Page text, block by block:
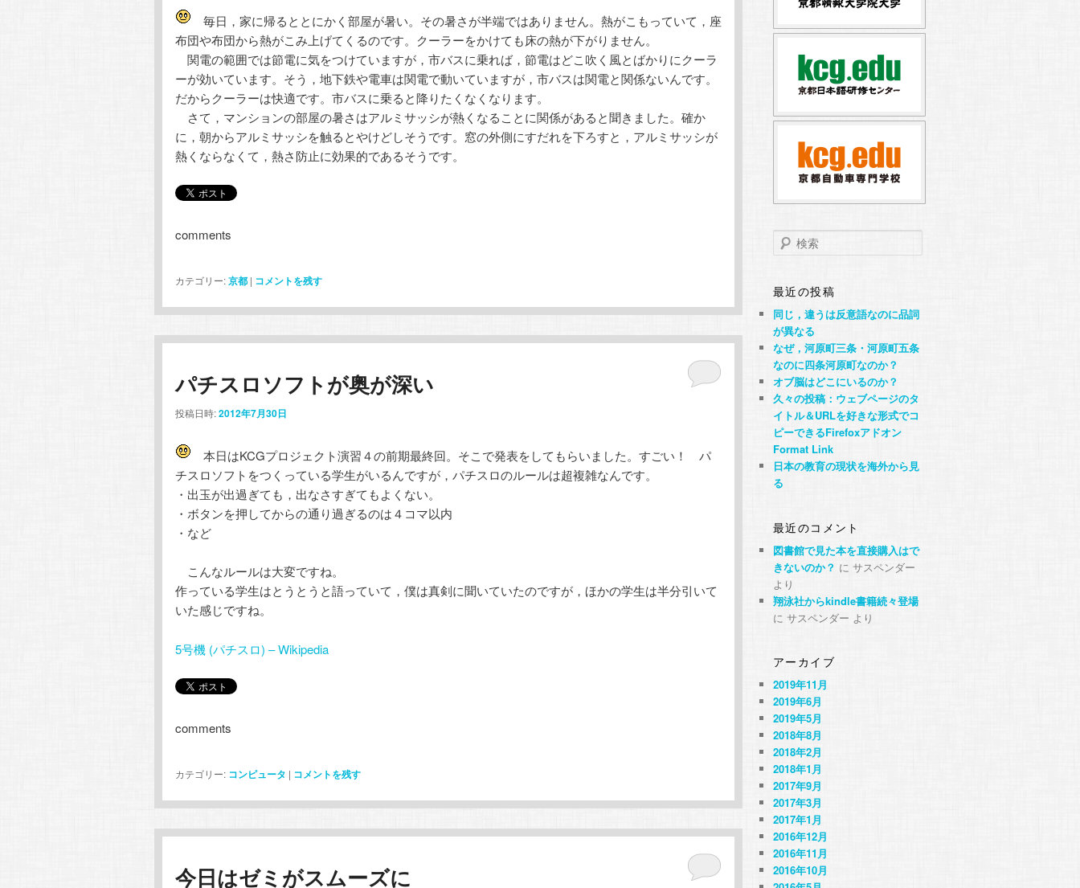
テ
ン
ツ
へ
ン
ツ
へ
移
毎日，家に帰るととにかく部屋が暑い。その暑さが半端ではありません。熱がこもっていて，座
布団や布団から熱がこみ上げてくるのです。クーラーをかけても床の熱が下がりません。
関電の範囲では節電に気をつけていますが，市バスに乗れば，節電はどこ吹く風とばかりにクーラ
ーが効いています。そう，地下鉄や電車は関電で動いていますが，市バスは関電と関係ないんです。
だからクーラーは快適です。市バスに乗ると降りたくなくなります。
さて，マンションの部屋の暑さはアルミサッシが熱くなることに関係があると聞きました。確か
に，朝からアルミサッシを触るとやけどしそうです。窓の外側にすだれを下ろすと，アルミサッシが
熱くならなくて，熱さ防止に効果的であるそうです。
comments
カテゴリー:京都 | コメントを残す
パチスロソフトが奥が深い
投稿日時:2012年7月30日
本日はKCGプロジェクト演習４の前期最終回。そこで発表をしてもらいました。すごい！ パ
チスロソフトをつくっている学生がいるんですが，パチスロのルールは超複雑なんです。
・出玉が出過ぎても，出なさすぎてもよくない。
・ボタンを押してからの通り過ぎるのは４コマ以内
・など
こんなルールは大変ですね。
作っている学生はとうとうと語っていて，僕は真剣に聞いていたのですが，ほかの学生は半分引いて
いた感じですね。
5号機 (パチスロ) – Wikipedia
comments
カテゴリー: コンピュータ | コメントを残す
今日はゼミがスムーズに
検
索
最近の投稿
同じ，違うは反意語なのに品詞
が異なる
なぜ，河原町三条・河原町五条
なのに四条河原町なのか？
オブ脳はどこにいるのか？
久々の投稿：ウェブページのタ
イトル＆URLを好きな形式でコ
ピーできるFirefoxアドオン
Format Link
日本の教育の現状を海外から見
る
最近のコメント
図書館で見た本を直接購入はで
きないのか？ に サスペンダー
より
翔泳社からkindle書籍続々登場
に サスペンダー より
アーカイブ
2019年11月
2019年6月
2019年5月
2018年8月
2018年2月
2018年1月
2017年9月
2017年3月
2017年1月
2016年12月
2016年11月
2016年10月